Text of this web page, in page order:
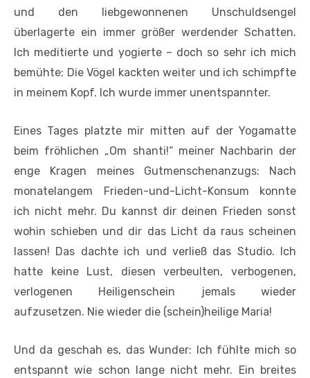
und den liebgewonnenen Unschuldsengel
überlagerte ein immer größer werdender Schatten.
Ich meditierte und yogierte – doch so sehr ich mich
bemühte: Die Vögel kackten weiter und ich schimpfte
in meinem Kopf. Ich wurde immer unentspannter.
Eines Tages platzte mir mitten auf der Yogamatte
beim fröhlichen „Om shanti!“ meiner Nachbarin der
enge Kragen meines Gutmenschenanzugs: Nach
monatelangem Frieden-und-Licht-Konsum konnte
ich nicht mehr. Du kannst dir deinen Frieden sonst
wohin schieben und dir das Licht da raus scheinen
lassen! Das dachte ich und verließ das Studio. Ich
hatte keine Lust, diesen verbeulten, verbogenen,
verlogenen Heiligenschein jemals wieder
aufzusetzen. Nie wieder die (schein)heilige Maria!
Und da geschah es, das Wunder: Ich fühlte mich so
entspannt wie schon lange nicht mehr. Ein breites